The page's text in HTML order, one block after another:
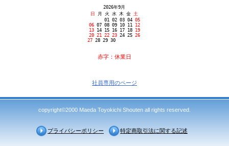
2026年9月
日
月 火 水 木 金 土
01 02 03 04 05
06 07 08 09 10 11 12
13 14 15 16 17 18 19
20 21 22 23 24 25 26
2728 29 30
赤字：休業日
社員専用のページ
copyright©2000 Maeda Toyokichi Shouten all rights reserved.
プライバシーポリシー 特定商取引法に関する記述